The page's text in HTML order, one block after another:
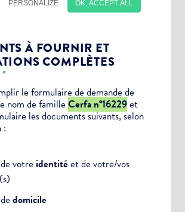
À FOURNIR ET
COMPLÈTES
le formulaire de demande de
nom de famille Cerfa n°16229et
les documents suivants, selon
:
votre identitéet de votre/vos
(s)
domicile
abonnement :
et Vie associative